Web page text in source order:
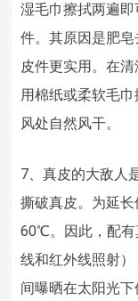
湿毛巾擦拭两遍
件。其原因是肥
皮件更实用。在
用棉纸或柔软毛
风处自然风干。
7、真皮的大敌人
撕破真皮。为延
60℃。因此，配有
线和红外线照射
间曝晒在太阳光下